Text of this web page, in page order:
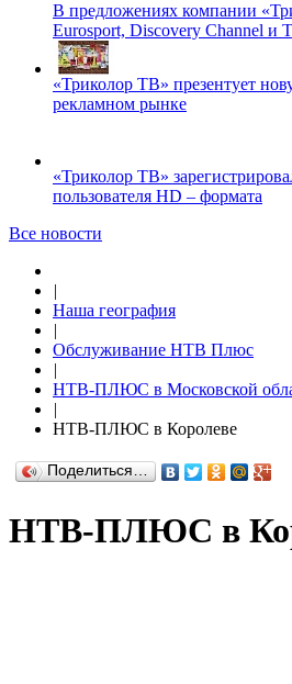
В предложениях компании
Eurosport, Discovery Channel и
«Триколор ТВ» презентует
рекламном рынке
«Триколор ТВ»
пользователя HD – формата
Все новости
|
Наша география
|
Обслуживание НТВ Плюс
|
НТВ-ПЛЮС в Московской
|
НТВ-ПЛЮС в Королеве
Поделиться…
НТВ-ПЛЮС в